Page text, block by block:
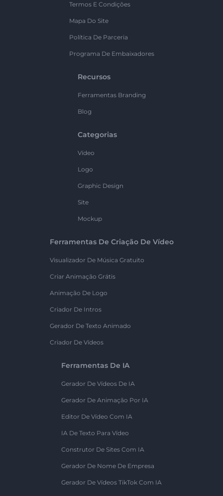
Termos E Condições
Mapa Do Site
Política De Parceria
Programa De Embaixadores
Recursos
Ferramentas Branding
Blog
Categorias
Vídeo
Logo
Graphic Design
Site
Mockup
Ferramentas De Criação De Vídeo
Visualizador De Música Gratuito
Criar Animação Grátis
Animação De Logo
Criador De Intros
Gerador De Texto Animado
Criador De Vídeos
Ferramentas De IA
Gerador De Vídeos De IA
Gerador De Animação Por IA
Editor De Vídeo Com IA
IA De Texto Para Vídeo
Construtor De Sites Com IA
Gerador De Nome De Empresa
Gerador De Vídeos TikTok Com IA